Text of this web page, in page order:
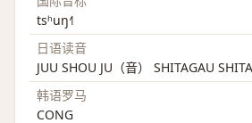
tsʰuŋ˧˥
日语读音
JUU SHOU JU（音） SHITAGAU
韩语罗马
CONG